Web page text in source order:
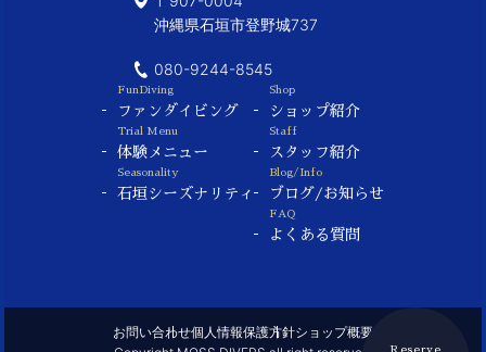
Reserve
沖縄県石垣市登野城737
080-9244-8545
FunDiving
ファンダイビング
Trial Menu
体験メニュー
Seasonality
石垣シーズナリティ
Shop
ショップ紹介
Staff
スタッフ紹介
Blog/Info
ブログ/お知らせ
FAQ
よくある質問
お問い合わせ個人情報保護方針ショップ概要